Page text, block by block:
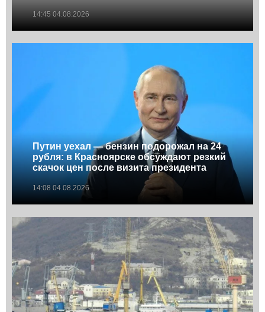
14:45 04.08.2026
Путин уехал — бензин подорожал на 24
рубля: в Красноярске обсуждают резкий
скачок цен после визита президента
14:08 04.08.2026